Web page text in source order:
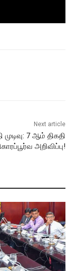
Next article
7 ஆம் திகதி
அறிவிப்பு!